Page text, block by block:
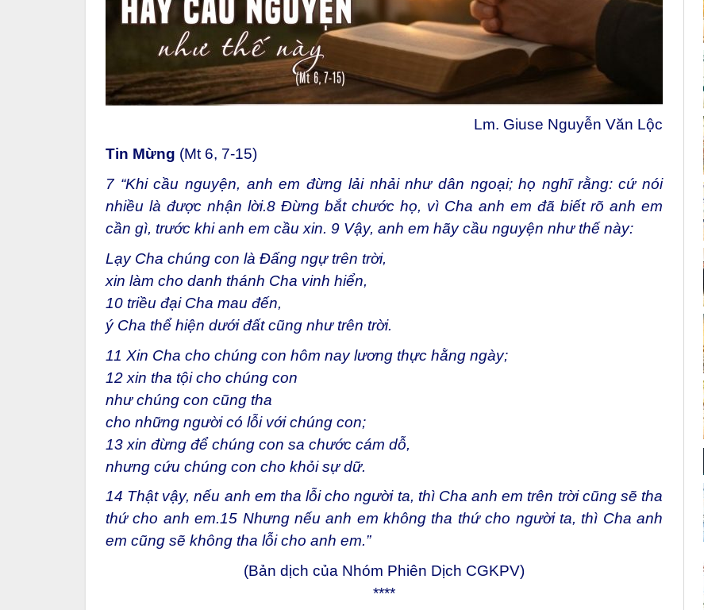
Lm. Giuse Nguyễn Văn Lộc
Tin Mừng (Mt 6, 7-15)
7 “Khi cầu nguyện, anh em đừng lải nhải như dân ngoại; họ nghĩ rằng: cứ nói
nhiều là được nhận lời.8 Đừng bắt chước họ, vì Cha anh em đã biết rõ anh em
cần gì, trước khi anh em cầu xin. 9 Vậy, anh em hãy cầu nguyện như thế này:
Lạy Cha chúng con là Đấng ngự trên trời,
xin làm cho danh thánh Cha vinh hiển,
10 triều đại Cha mau đến,
ý Cha thể hiện dưới đất cũng như trên trời.
11 Xin Cha cho chúng con hôm nay lương thực hằng ngày;
12 xin tha tội cho chúng con
như chúng con cũng tha
cho những người có lỗi với chúng con;
13 xin đừng để chúng con sa chước cám dỗ,
nhưng cứu chúng con cho khỏi sự dữ.
14 Thật vậy, nếu anh em tha lỗi cho người ta, thì Cha anh em trên trời cũng sẽ tha
thứ cho anh em.15 Nhưng nếu anh em không tha thứ cho người ta, thì Cha anh
em cũng sẽ không tha lỗi cho anh em.”
(Bản dịch của Nhóm Phiên Dịch CGKPV)
****